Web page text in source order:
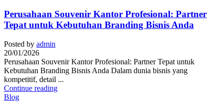
Perusahaan Souvenir Kantor Profesional: Partner
Tepat untuk Kebutuhan Branding Bisnis Anda
Posted by admin
20/01/2026
Perusahaan Souvenir Kantor Profesional: Partner Tepat untuk
Kebutuhan Branding Bisnis Anda Dalam dunia bisnis yang
kompetitif, detail ...
Continue reading
Blog